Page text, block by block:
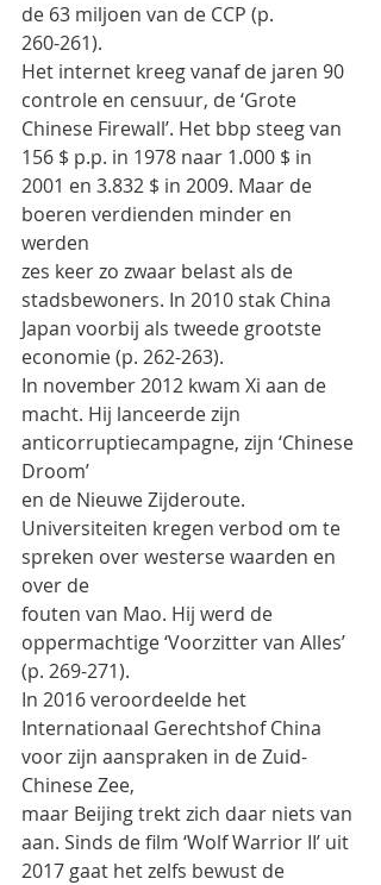
de 63 miljoen van de CCP (p.
260-261).
Het internet kreeg vanaf de jaren 90
controle en censuur, de ‘Grote
Chinese Firewall’. Het bbp steeg van
156 $ p.p. in 1978 naar 1.000 $ in
2001 en 3.832 $ in 2009. Maar de
boeren verdienden minder en
werden
zes keer zo zwaar belast als de
stadsbewoners. In 2010 stak China
Japan voorbij als tweede grootste
economie (p. 262-263).
In november 2012 kwam Xi aan de
macht. Hij lanceerde zijn
anticorruptiecampagne, zijn ‘Chinese
Droom’
en de Nieuwe Zijderoute.
Universiteiten kregen verbod om te
spreken over westerse waarden en
over de
fouten van Mao. Hij werd de
oppermachtige ‘Voorzitter van Alles’
(p. 269-271).
In 2016 veroordeelde het
Internationaal Gerechtshof China
voor zijn aanspraken in de Zuid-
Chinese Zee,
maar Beijing trekt zich daar niets van
aan. Sinds de film ‘Wolf Warrior II’ uit
2017 gaat het zelfs bewust de